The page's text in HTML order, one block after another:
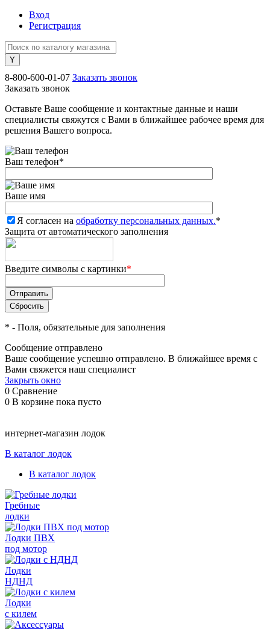
Вход
Регистрация
8-800-600-01-07 Заказать звонок
Заказать звонок
Оставьте Ваше сообщение и контактные данные и наши
специалисты свяжутся с Вами в ближайшее рабочее время для
решения Вашего вопроса.
Ваш телефон*
Ваше имя
Я согласен на обработку персональных данных.*
Защита от автоматического заполнения
Введите символы с картинки*
* - Поля, обязательные для заполнения
Сообщение отправлено
Ваше сообщение успешно отправлено. В ближайшее время с
Вами свяжется наш специалист
Закрыть окно
0 Сравнение
0 В корзине пока пусто
интернет-магазин лодок
В каталог лодок
В каталог лодок
Гребные
лодки
Лодки ПВХ
под мотор
Лодки
НДНД
Лодки
с килем